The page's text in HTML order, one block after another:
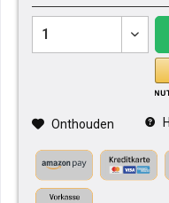
Onthouden